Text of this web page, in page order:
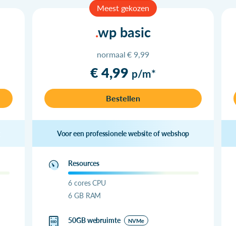
Meest gekozen
wp basic
normaal € 9,99
€ 4,99 p/m*
Bestellen
Voor een professionele website of webshop
Resources
6 cores CPU
6 GB RAM
50GB webruimte NVMe